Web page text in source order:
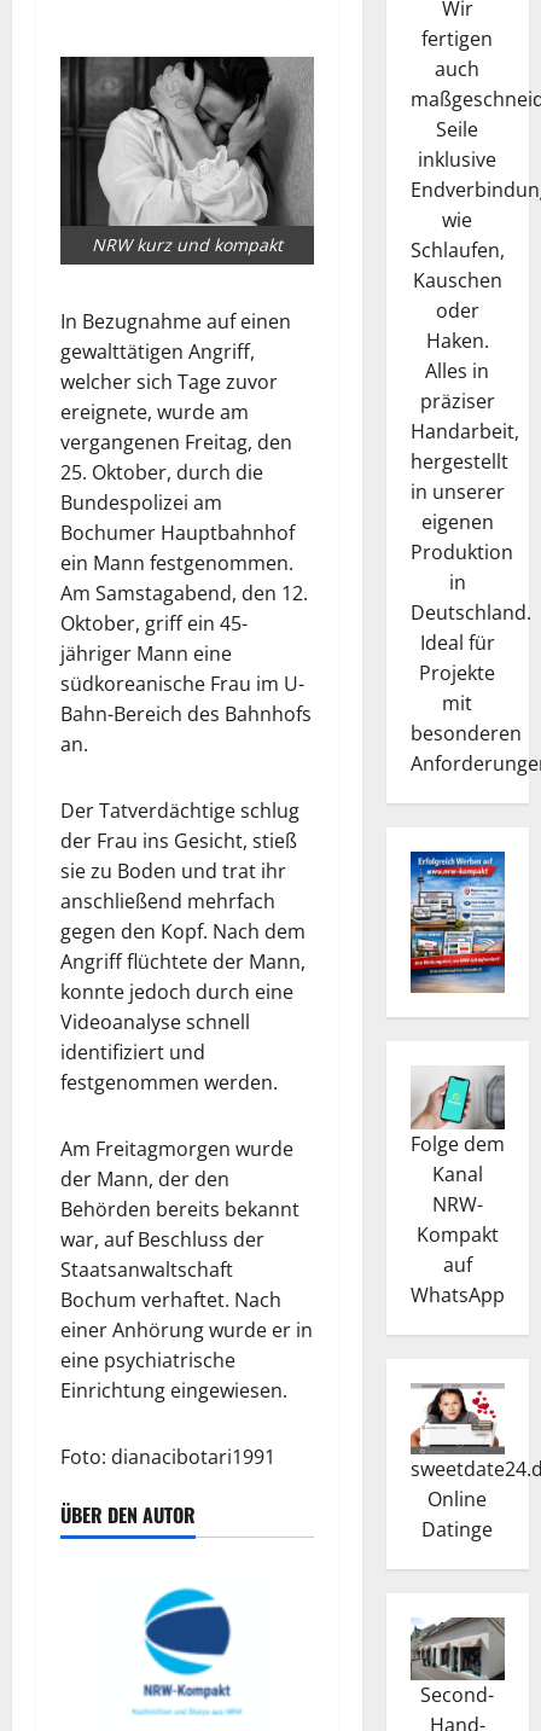
NRW kurz und kompakt
In Bezugnahme auf einen
gewalttätigen Angriff,
welcher sich Tage zuvor
ereignete, wurde am
vergangenen Freitag, den
25. Oktober, durch die
Bundespolizei am
Bochumer Hauptbahnhof
ein Mann festgenommen.
Am Samstagabend, den 12.
Oktober, griff ein 45-
jähriger Mann eine
südkoreanische Frau im U-
Bahn-Bereich des Bahnhofs
an.
Der Tatverdächtige schlug
der Frau ins Gesicht, stieß
sie zu Boden und trat ihr
anschließend mehrfach
gegen den Kopf. Nach dem
Angriff flüchtete der Mann,
konnte jedoch durch eine
Videoanalyse schnell
identifiziert und
festgenommen werden.
Am Freitagmorgen wurde
der Mann, der den
Behörden bereits bekannt
war, auf Beschluss der
Staatsanwaltschaft
Bochum verhaftet. Nach
einer Anhörung wurde er in
eine psychiatrische
Einrichtung eingewiesen.
Foto: dianacibotari1991
ÜBER DEN AUTOR
Wir
fertigen
auch
Seile
inklusive
wie
Schlaufen,
Kauschen
oder
Haken.
Alles in
präziser
Handarbeit,
hergestellt
in unserer
eigenen
Produktion
in
Deutschland.
Ideal für
Projekte
mit
besonderen
Folge dem
Kanal
NRW-
Kompakt
auf
WhatsApp
Online
Datinge
Second-
Hand-